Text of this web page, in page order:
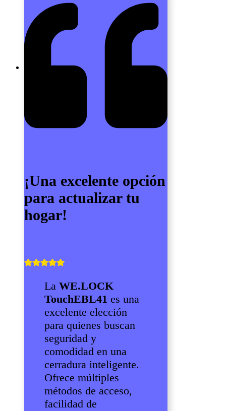
¡Una excelente opción
para actualizar tu
hogar!
La WE.LOCK
TouchEBL41 es una
excelente elección
para quienes buscan
seguridad y
comodidad en una
cerradura inteligente.
Ofrece múltiples
métodos de acceso,
facilidad de